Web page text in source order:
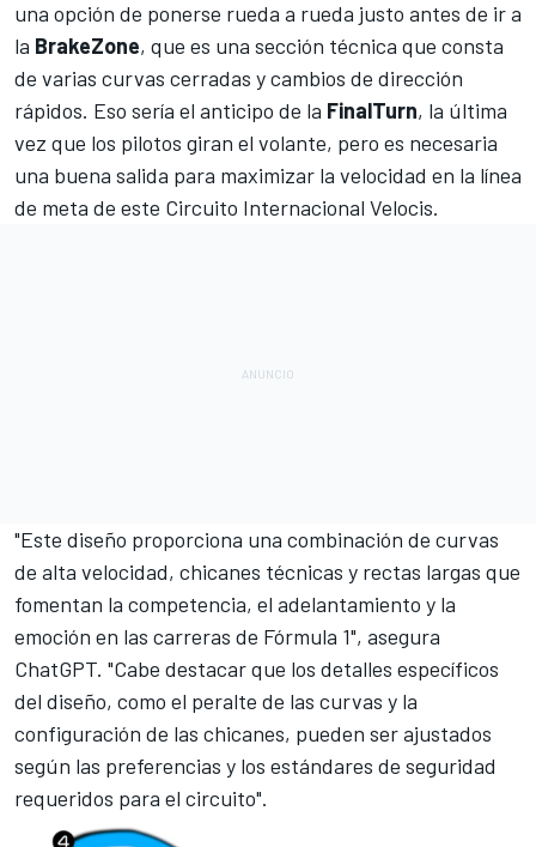
una opción de ponerse rueda a rueda justo antes de ir a
la BrakeZone, que es una sección técnica que consta
de varias curvas cerradas y cambios de dirección
rápidos. Eso sería el anticipo de la FinalTurn, la última
vez que los pilotos giran el volante, pero es necesaria
una buena salida para maximizar la velocidad en la línea
de meta de este Circuito Internacional Velocis.
"Este diseño proporciona una combinación de curvas
de alta velocidad, chicanes técnicas y rectas largas que
fomentan la competencia, el adelantamiento y la
emoción en las carreras de Fórmula 1", asegura
ChatGPT. "Cabe destacar que los detalles específicos
del diseño, como el peralte de las curvas y la
configuración de las chicanes, pueden ser ajustados
según las preferencias y los estándares de seguridad
requeridos para el circuito".